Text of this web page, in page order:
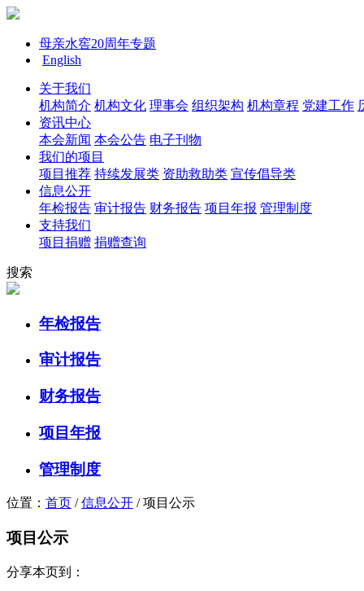
母亲水窖20周年专题
English
关于我们
机构简介 机构文化 理事会 组织架构 机构章程 党建工作
资讯中心
本会新闻 本会公告 电子刊物
我们的项目
项目推荐 持续发展类 资助救助类 宣传倡导类
信息公开
年检报告 审计报告 财务报告 项目年报 管理制度
支持我们
项目捐赠 捐赠查询
搜索
年检报告
审计报告
财务报告
项目年报
管理制度
位置： 首页 /信息公开 /项目公示
项目公示
分享本页到：